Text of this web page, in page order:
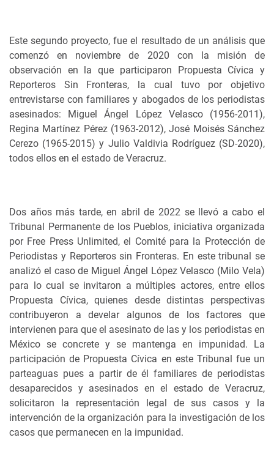
Este segundo proyecto, fue el resultado de un análisis que
comenzó en noviembre de 2020 con la misión de
observación en la que participaron Propuesta Cívica y
Reporteros Sin Fronteras, la cual tuvo por objetivo
entrevistarse con familiares y abogados de los periodistas
asesinados: Miguel Ángel López Velasco (1956-2011),
Regina Martínez Pérez (1963-2012), José Moisés Sánchez
Cerezo (1965-2015) y Julio Valdivia Rodríguez (SD-2020),
todos ellos en el estado de Veracruz.
Dos años más tarde, en abril de 2022 se llevó a cabo el
Tribunal Permanente de los Pueblos, iniciativa organizada
por Free Press Unlimited, el Comité para la Protección de
Periodistas y Reporteros sin Fronteras. En este tribunal se
analizó el caso de Miguel Ángel López Velasco (Milo Vela)
para lo cual se invitaron a múltiples actores, entre ellos
Propuesta Cívica, quienes desde distintas perspectivas
contribuyeron a develar algunos de los factores que
intervienen para que el asesinato de las y los periodistas en
México se concrete y se mantenga en impunidad. La
participación de Propuesta Cívica en este Tribunal fue un
parteaguas pues a partir de él familiares de periodistas
desaparecidos y asesinados en el estado de Veracruz,
solicitaron la representación legal de sus casos y la
intervención de la organización para la investigación de los
casos que permanecen en la impunidad.